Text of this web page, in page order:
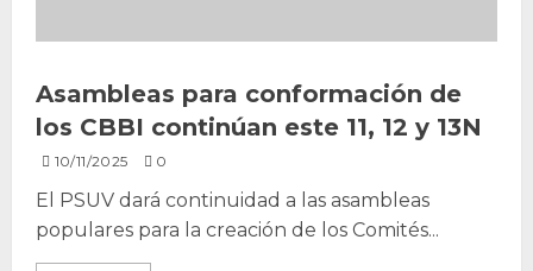
Asambleas para conformación de
los CBBI continúan este 11, 12 y 13N
10/11/2025 0
El PSUV dará continuidad a las asambleas
populares para la creación de los Comités...